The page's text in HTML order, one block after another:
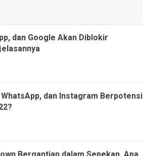
dan Google Akan Diblokir
dan Instagram Berpotensi